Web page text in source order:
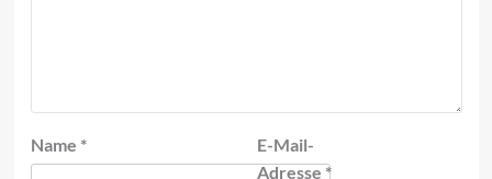
Name *
E-Mail-
Adresse*